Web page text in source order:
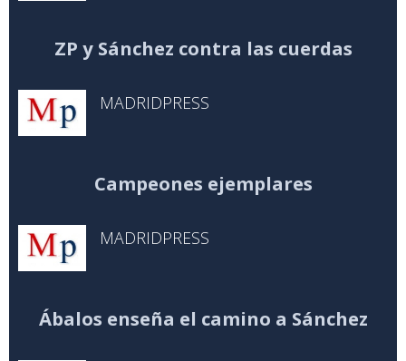
ZP y Sánchez contra las cuerdas
MADRIDPRESS
Campeones ejemplares
MADRIDPRESS
Ábalos enseña el camino a Sánchez